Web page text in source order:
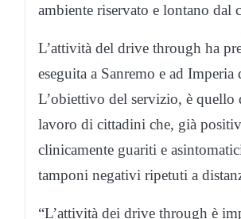
ambiente riservato e lontano dal
L’attività del drive through ha
eseguita a Sanremo e ad
L’obiettivo del servizio, è quello
lavoro di cittadini che, già
clinicamente guariti e
tamponi negativi ripetuti a
“L’attività dei drive through è